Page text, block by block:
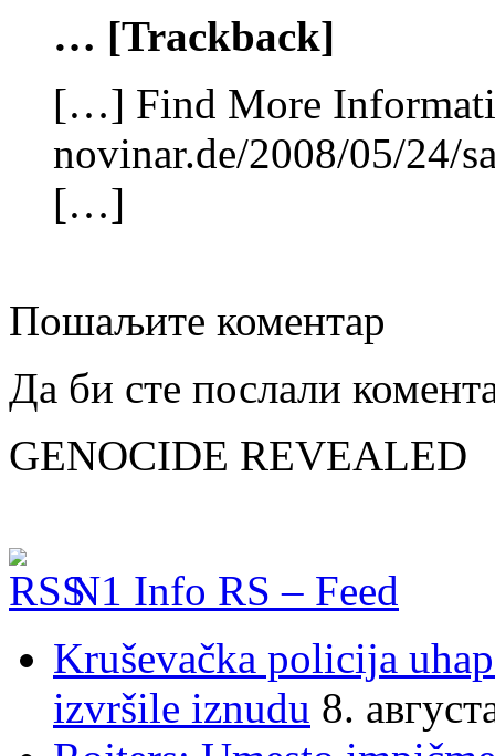
… [Trackback]
[…] Find More
novinar.de/2008/05/24/
[…]
Пошаљите коментар
Да би сте послали
GENOCIDE REVEALED
N1 Info RS – Feed
Kruševačka policija
izvršile iznudu 8.